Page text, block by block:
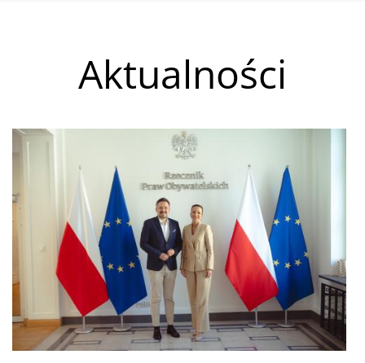
Aktualności
Obraz